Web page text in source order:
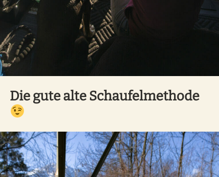
Die gute alte Schaufelmethode